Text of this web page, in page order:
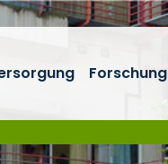
Forschung